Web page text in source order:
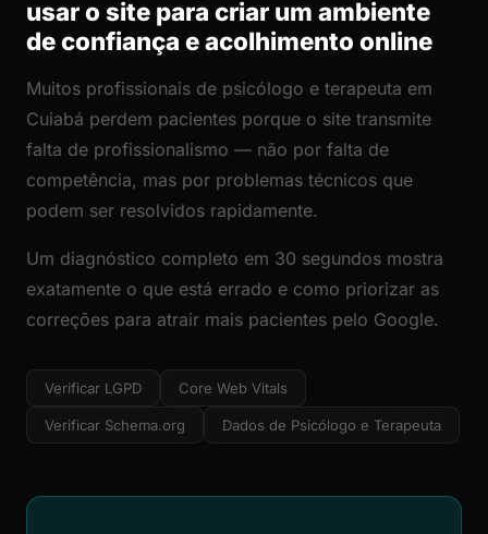
usar o site para criar um ambiente
de confiança e acolhimento online
Muitos profissionais de psicólogo e terapeuta em
Cuiabá perdem pacientes porque o site transmite
falta de profissionalismo — não por falta de
competência, mas por problemas técnicos que
podem ser resolvidos rapidamente.
Um diagnóstico completo em 30 segundos mostra
exatamente o que está errado e como priorizar as
correções para atrair mais pacientes pelo Google.
Verificar LGPD Core Web Vitals
Verificar Schema.org Dados de Psicólogo e Terapeuta